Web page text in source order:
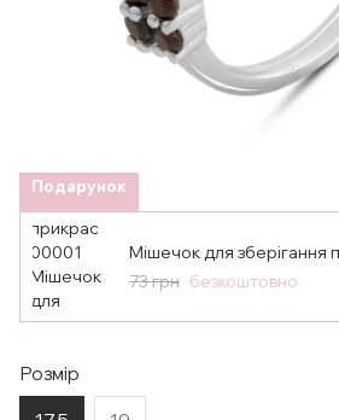
Подарунок
Мішечок для зберігання
73 грн безкоштовно
Розмір